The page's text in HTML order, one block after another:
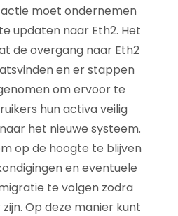
moet ondernemen
updaten naar Eth2. Het
de overgang naar Eth2
en er stappen
om ervoor te
hun activa veilig
het nieuwe systeem.
op de hoogte te blijven
en eventuele
te volgen zodra
Op deze manier kunt